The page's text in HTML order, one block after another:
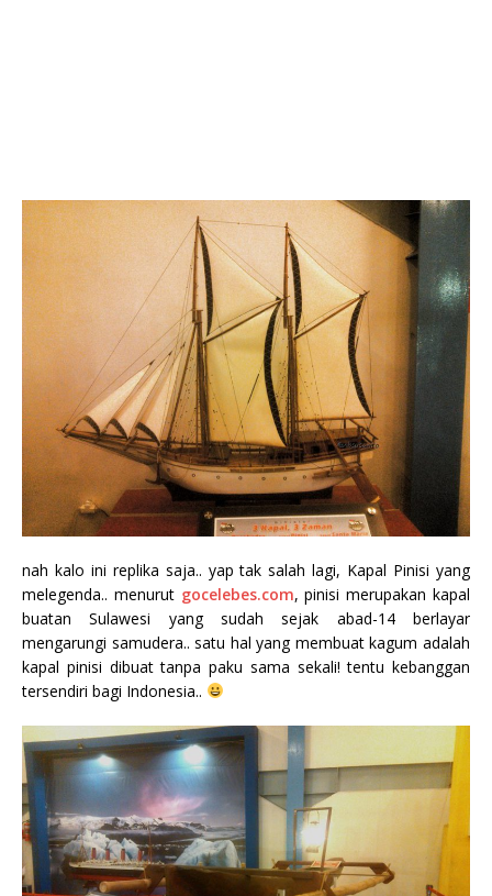
nah kalo ini replika saja.. yap tak salah lagi, Kapal Pinisi yang
melegenda.. menurut gocelebes.com, pinisi merupakan kapal
buatan Sulawesi yang sudah sejak abad-14 berlayar
mengarungi samudera.. satu hal yang membuat kagum adalah
kapal pinisi dibuat tanpa paku sama sekali! tentu kebanggan
tersendiri bagi Indonesia..